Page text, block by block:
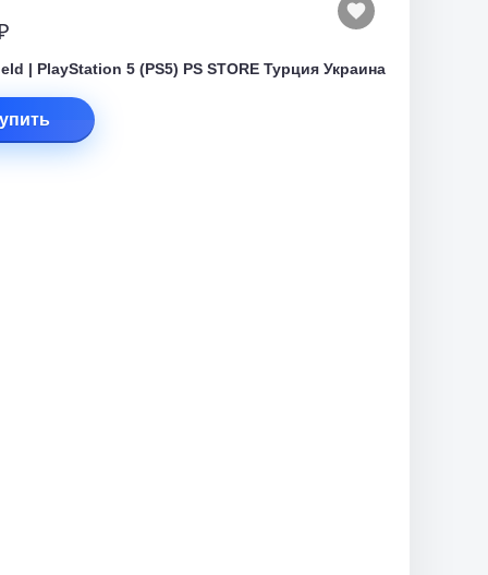
| PlayStation 5 (PS5) PS STORE Турция Украина